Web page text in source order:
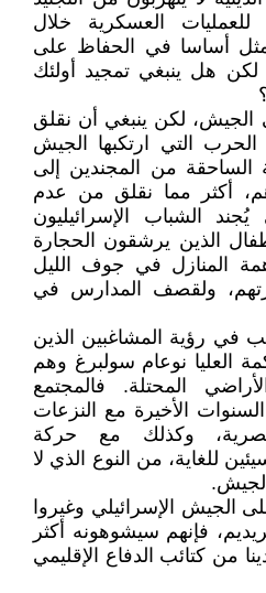
للعمليات العسكرية خلال
أساسا في الحفاظ على
لكن هل ينبغي تمجيد أولئك
الجيش، لكن ينبغي أن نقلق
التي ارتكبها الجيش
الساحقة من المجندين إلى
أكثر مما نقلق من عدم
الشباب الإسرائيليون
الذين يرشقون الحجارة
المنازل في جوف الليل
ولقصف المدارس في
في رؤية المشاغبين الذين
العليا نوعام سولبرغ وهم
المحتلة. فالمجتمع
الأخيرة مع النزعات
وكذلك مع حركة
للغاية، من النوع الذي لا
الجيش الإسرائيلي وغيروا
فإنهم سيشوهونه أكثر
من كتائب الدفاع الإقليمي